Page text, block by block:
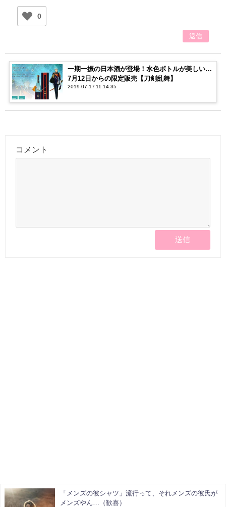
0
返信
一期一振の日本酒が登場！水色ボトルが美しい…
7月12日からの限定販売【刀剣乱舞】
2019-07-17 11:14:35
コメント
「メンズの彼シャツ」流行って、それメンズの彼氏が
メンズやん…（歓喜）